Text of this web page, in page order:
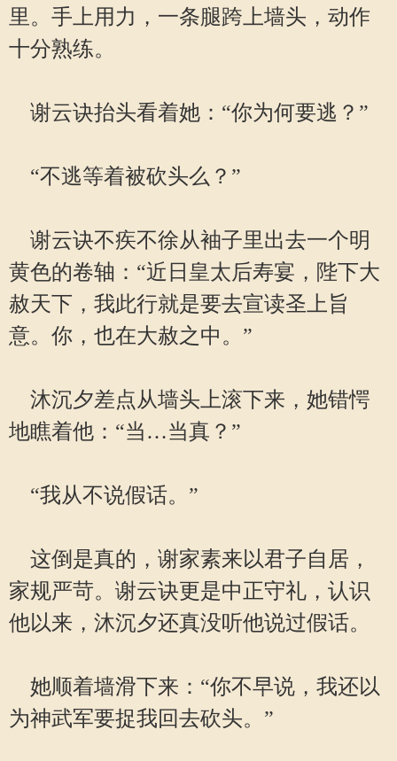
里。手上用力，一条腿跨上墙头，动作
十分熟练。
谢云诀抬头看着她：“你为何要逃？”
“不逃等着被砍头么？”
谢云诀不疾不徐从袖子里出去一个明
黄色的卷轴：“近日皇太后寿宴，陛下大
赦天下，我此行就是要去宣读圣上旨
意。你，也在大赦之中。”
沐沉夕差点从墙头上滚下来，她错愕
地瞧着他：“当…当真？”
“我从不说假话。”
这倒是真的，谢家素来以君子自居，
家规严苛。谢云诀更是中正守礼，认识
他以来，沐沉夕还真没听他说过假话。
她顺着墙滑下来：“你不早说，我还以
为神武军要捉我回去砍头。”